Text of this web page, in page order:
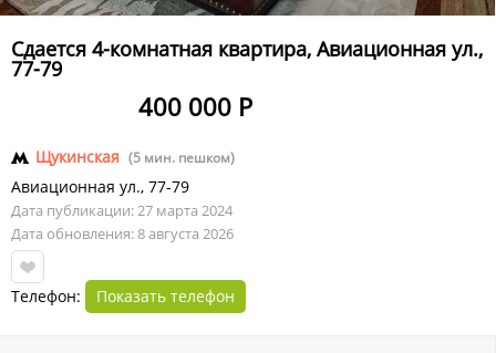
Сдается 4-комнатная квартира, Авиационная ул.,
77-79
400 000 Р
Щукинская (5 мин. пешком)
Авиационная ул., 77-79
Дата публикации: 27 марта 2024
Дата обновления: 8 августа 2026
Телефон: Показать телефон